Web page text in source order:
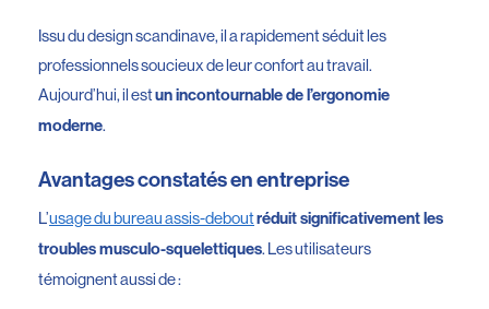
Issu du design scandinave, il a rapidement séduit les
professionnels soucieux de leur confort au travail.
Aujourd’hui, il estun incontournable de l’ergonomie
moderne.
Avantages constatés en entreprise
L’usage du bureau assis-deboutréduit significativement les
troubles musculo-squelettiques. Les utilisateurs
témoignent aussi de :